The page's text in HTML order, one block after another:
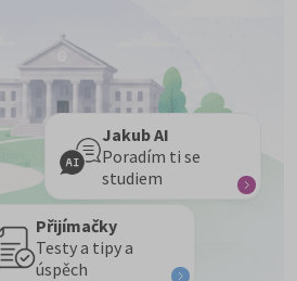
Jakub AI
Poradím ti se
studiem
Přijímačky
Testy a tipy a
úspěch